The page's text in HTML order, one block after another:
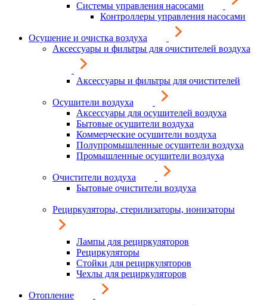
Системы управления насосами
Контроллеры управления насосами
Осушение и очистка воздуха
Аксессуары и фильтры для очистителей воздуха
Аксессуары и фильтры для очистителей
Осушители воздуха
Аксессуары для осушителей воздуха
Бытовые осушители воздуха
Коммерческие осушители воздуха
Полупромышленные осушители воздуха
Промышленные осушители воздуха
Очистители воздуха
Бытовые очистители воздуха
Рециркуляторы, стерилизаторы, ионизаторы
Лампы для рециркуляторов
Рециркуляторы
Стойки для рециркуляторов
Чехлы для рециркуляторов
Отопление